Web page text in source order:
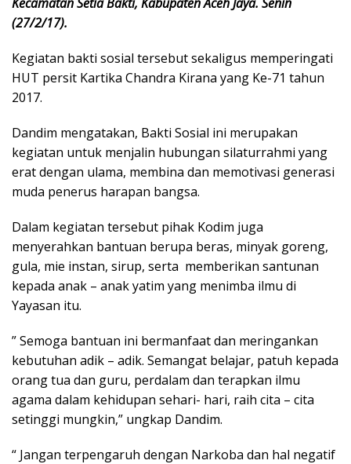
(27/2/17).
Kegiatan bakti sosial tersebut sekaligus memperingati
HUT persit Kartika Chandra Kirana yang Ke-71 tahun
2017.
Dandim mengatakan, Bakti Sosial ini merupakan
kegiatan untuk menjalin hubungan silaturrahmi yang
erat dengan ulama, membina dan memotivasi generasi
muda penerus harapan bangsa.
Dalam kegiatan tersebut pihak Kodim juga
menyerahkan bantuan berupa beras, minyak goreng,
gula, mie instan, sirup, serta memberikan santunan
kepada anak – anak yatim yang menimba ilmu di
Yayasan itu.
” Semoga bantuan ini bermanfaat dan meringankan
kebutuhan adik – adik. Semangat belajar, patuh kepada
orang tua dan guru, perdalam dan terapkan ilmu
agama dalam kehidupan sehari- hari, raih cita – cita
setinggi mungkin,” ungkap Dandim.
“ Jangan terpengaruh dengan Narkoba dan hal negatif